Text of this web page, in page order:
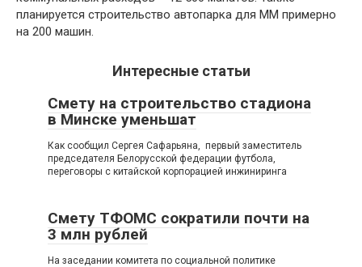
планируется строительство автопарка для ММ примерно
на 200 машин.
Интересные статьи
Смету на строительство стадиона
в Минске уменьшат
Как сообщил Сергея Сафарьяна, первый заместитель
председателя Белорусской федерации футбола,
переговоры с китайской корпорацией инжиниринга
Смету ТФОМС сократили почти на
3 млн рублей
На заседании комитета по социальной политике